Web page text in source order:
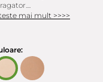
mai mult >>>>